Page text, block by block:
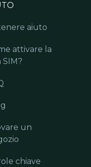
aiuto
attivare la
SIM?
un
chiave